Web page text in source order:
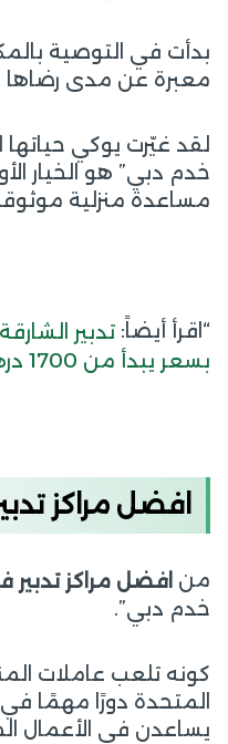
بدأت في التوصية
معبرة عن مدى رضاها
لقد غيّرت يوكي
خدم دبي” هو الخيار
مساعدة منزلية
“اقرأ أيضاً: تدبير
بسعر يبدأ من 1700 درهم شهريا&#8221;
افضل مراكز
من افضل مراكز تدبير
خدم دبي”.
كونه تلعب عاملات
المتحدة دورًا مهمًا في
يساعدن في الأعمال